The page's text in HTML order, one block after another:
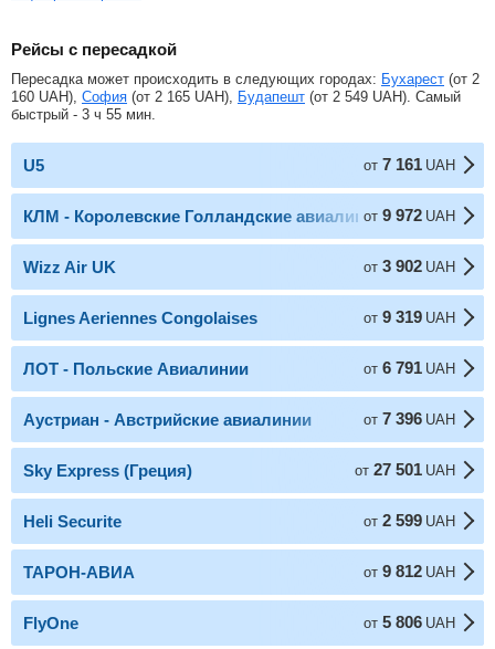
Рейсы с пересадкой
Пересадка может происходить в следующих городах: Бухарест (от 2
160 UAH), София (от 2 165 UAH), Будапешт (от 2 549 UAH). Самый
быстрый - 3 ч 55 мин.
U5 от 7 161 UAH
КЛМ - Королевские Голландские авиалинии
от 9 972 UAH
Wizz Air UK от 3 902 UAH
Lignes Aeriennes Congolaises от 9 319 UAH
ЛОТ - Польские Авиалинии от 6 791 UAH
Аустриан - Австрийские авиалинии от 7 396 UAH
Sky Express (Греция) от 27 501 UAH
Heli Securite от 2 599 UAH
ТАРОН-АВИА от 9 812 UAH
FlyOne от 5 806 UAH